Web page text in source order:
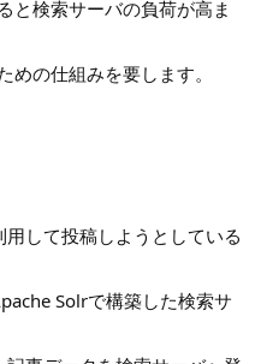
と検索サーバの負荷が高ま
めの仕組みを要します。
して投稿しようとしている
Solrで構築した検索サ